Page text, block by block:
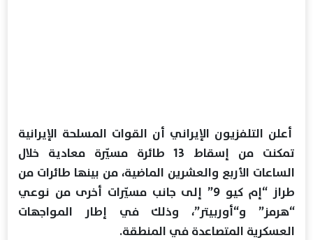
أعلن التلفزيون الإيراني أن القوات المسلحة الإيرانية
تمكنت من إسقاط 13 طائرة مسيّرة معادية خلال
الساعات الأربع والعشرين الماضية، من بينها طائرات من
طراز “إم كيو 9” إلى جانب مسيّرات أخرى من نوعي
“هرمز” و“أوربيتر”، وذلك في إطار المواجهات
العسكرية المتصاعدة في المنطقة.